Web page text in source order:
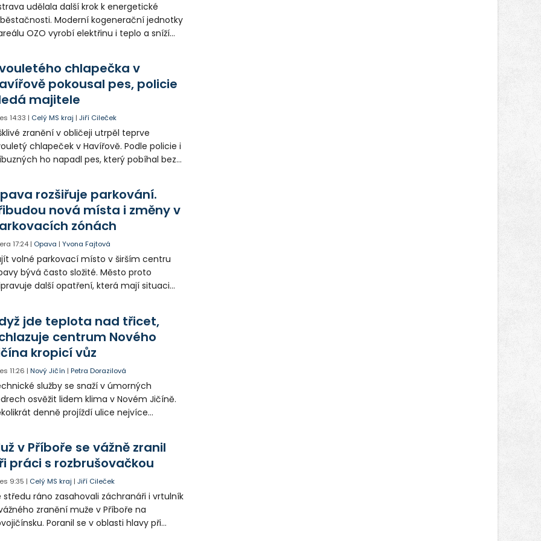
udělala další krok k energetické
Moderní kogenerační jednotky
OZO vyrobí elektřinu i teplo a sníží
chlapečka v
pokousal pes, policie
majitele
14:33 | Celý MS kraj |Jiří Cileček
zranění v obličeji utrpěl teprve
chlapeček v Havířově. Podle policie i
ho napadl pes, který pobíhal bez
Případem už se zabývá policie, která
psa hledá.
rozšiřuje parkování.
nová místa i změny v
zónách
17:24 | Opava |Yvona Fajtová
volné parkovací místo v širším centru
bývá často složité. Město proto
další opatření, která mají situaci
řidiče v parkovacích zónách.
jde teplota nad třicet,
centrum Nového
kropicí vůz
11:26 |Nový Jičín |Petra Dorazilová
služby se snaží v úmorných
osvěžit lidem klima v Novém Jičíně.
denně projíždí ulice nejvíce
v Příboře se vážně zranil
práci s rozbrušovačkou
9:35 | Celý MS kraj |Jiří Cileček
středu ráno zasahovali záchranáři i vrtulník
zranění muže v Příboře na
Poranil se v oblasti hlavy při